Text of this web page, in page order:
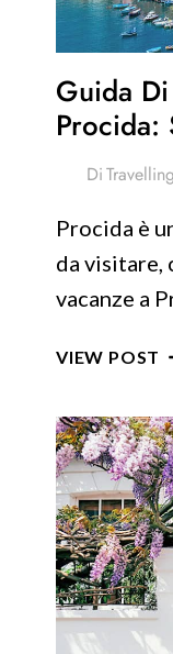
Guida
Procida:
Di
Procida è
da visitare,
vacanze a
VIEW POST
E